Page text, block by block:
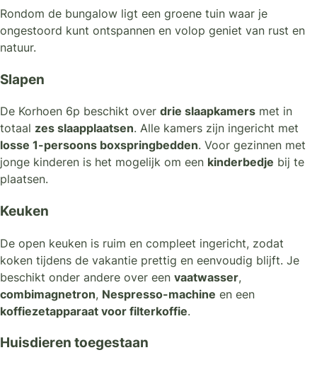
Rondom de bungalow ligt een groene tuin waar je
ongestoord kunt ontspannen en volop geniet van rust en
natuur.
Slapen
De Korhoen 6p beschikt over drie slaapkamers met in
totaal zes slaapplaatsen. Alle kamers zijn ingericht met
losse 1-persoons boxspringbedden. Voor gezinnen met
jonge kinderen is het mogelijk om een kinderbedje bij te
plaatsen.
Keuken
De open keuken is ruim en compleet ingericht, zodat
koken tijdens de vakantie prettig en eenvoudig blijft. Je
beschikt onder andere over een vaatwasser,
combimagnetron, Nespresso-machine en een
koffiezetapparaat voor filterkoffie.
Huisdieren toegestaan